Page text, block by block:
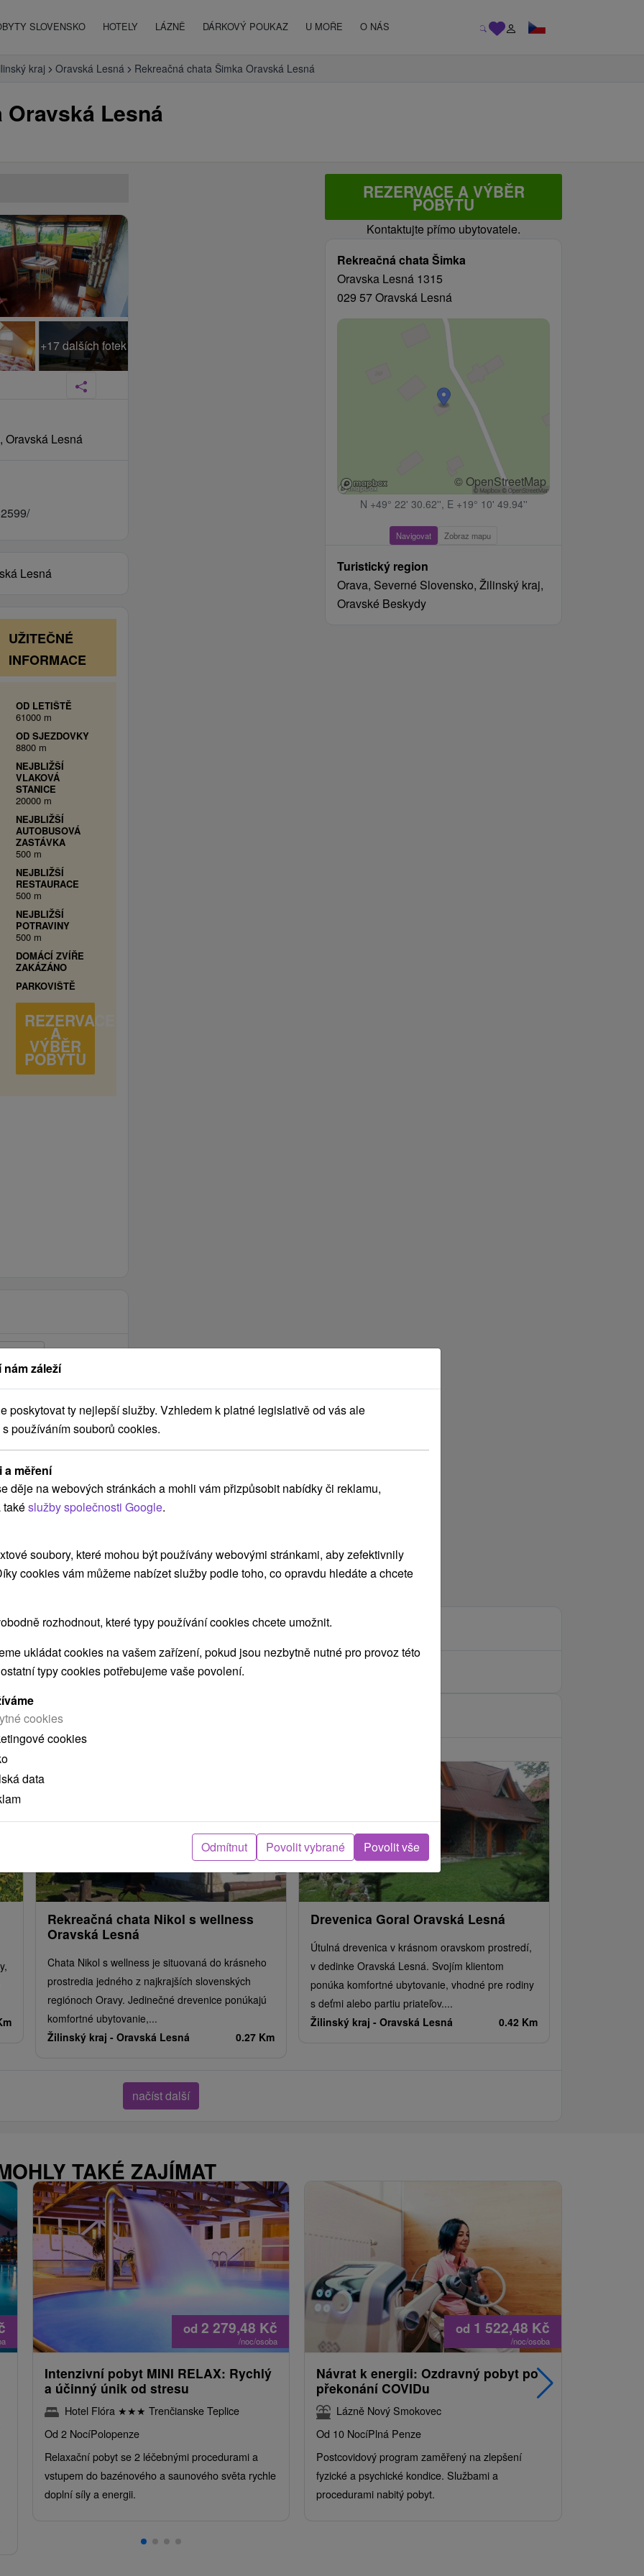
SLOVENSKO HOTELY LÁZNĚ DÁRKOVÝ POUKAZ U MOŘE O NÁS
kraj Oravská Lesná Rekreačná chata Šimka Oravská Lesná
Oravská Lesná
REZERVACE A VÝBĚR
POBYTU
Kontaktujte přímo ubytovatele.
Rekreačná chata Šimka
Oravska Lesná 1315
029 57 Oravská Lesná
© OpenStreetMap
N +49° 22' 30.62'', E +19° 10' 49.94''
Navigovat Zobraz mapu
Turistický region
Orava, Severné Slovensko, Žilinský kraj,
Oravské Beskydy
+17 dalších fotek
Oravská Lesná
Lesná
UŽITEČNÉ
INFORMACE
OD LETIŠTĚ
61000 m
OD SJEZDOVKY
8800 m
NEJBLIŽŠÍ
VLAKOVÁ
STANICE
20000 m
NEJBLIŽŠÍ
AUTOBUSOVÁ
ZASTÁVKA
500 m
NEJBLIŽŠÍ
RESTAURACE
500 m
NEJBLIŽŠÍ
POTRAVINY
500 m
DOMÁCÍ ZVÍŘE
ZAKÁZÁNO
PARKOVIŠTĚ
REZERVACE
A
VÝBĚR
POBYTU
POKRAČOVAT
skutečná délka cesty může být jiná.
v blízkosti?
Rekreačná chata Nikol s wellness
Oravská Lesná
Chata Nikol s wellness je situovaná do krásneho
prostredia jedného z najkrajších slovenských
regiónoch Oravy. Jedinečné drevenice ponúkajú
komfortné ubytovanie,...
Žilinský kraj - Oravská Lesná 0.27 Km
Drevenica Goral Oravská Lesná
Útulná drevenica v krásnom oravskom prostredí,
v dedinke Oravská Lesná. Svojím klientom
ponúka komfortné ubytovanie, vhodné pre rodiny
s deťmi alebo partiu priateľov....
Žilinský kraj - Oravská Lesná 0.42 Km
načíst další
TAKÉ ZAJÍMAT
od 2 279,48 Kč
/noc/osoba
Intenzivní pobyt MINI RELAX: Rychlý
a účinný únik od stresu
Hotel Flóra ★★★ Trenčianske Teplice
Od 2 NocíPolopenze
Relaxační pobyt se 2 léčebnými procedurami a
vstupem do bazénového a saunového světa rychle
doplní síly a energii.
od 1 522,48 Kč
/noc/osoba
Návrat k energii: Ozdravný pobyt po
překonání COVIDu
Lázně Nový Smokovec
Od 10 NocíPlná Penze
Postcovidový program zaměřený na zlepšení
fyzické a psychické kondice. Službami a
procedurami nabitý pobyt.
záleží
poskytovat ty nejlepší služby. Vzhledem k platné legislativě od vás ale
používáním souborů cookies.
a měření
děje na webových stránkách a mohli vám přizpůsobit nabídky či reklamu,
takéslužby společnosti Google.
soubory, které mohou být používány webovými stránkami, aby zefektivnily
cookies vám můžeme nabízet služby podle toho, co opravdu hledáte a chcete
rozhodnout, které typy používání cookies chcete umožnit.
ukládat cookies na vašem zařízení, pokud jsou nezbytně nutné pro provoz této
typy cookies potřebujeme vaše povolení.
cookies
cookies
data
Odmítnut Povolit vybrané Povolit vše